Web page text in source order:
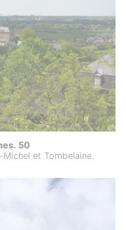
50
et Tombelaine.